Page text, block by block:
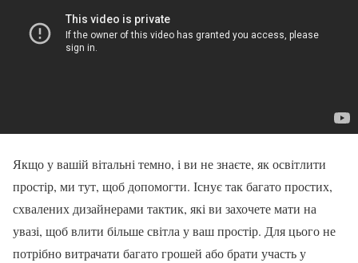
Якщо у вашій вітальні темно, і ви не знаєте, як освітлити
простір, ми тут, щоб допомогти. Існує так багато простих,
схвалених дизайнерами тактик, які ви захочете мати на
увазі, щоб влити більше світла у ваш простір. Для цього не
потрібно витрачати багато грошей або брати участь у